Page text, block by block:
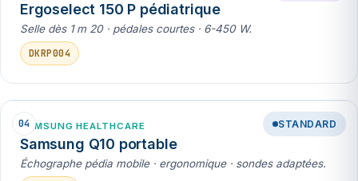
Ergoselect 150 P pédiatrique
Selle dès 1 m 20 · pédales courtes · 6-450 W.
DKRP004
04 STANDARD
SAMSUNG HEALTHCARE
Samsung Q10 portable
Échographe pédia mobile · ergonomique · sondes adaptées.